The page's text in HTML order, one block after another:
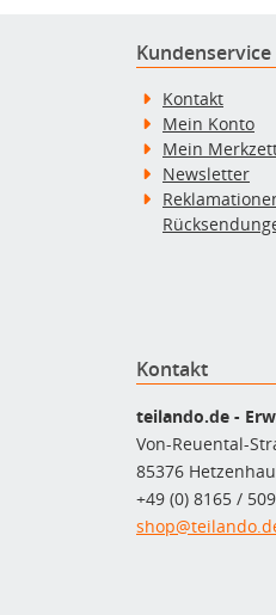
Kundenservice
Kontakt
Mein Konto
Mein
Newsletter
Kontakt
teilando.de -
Von-Reuental-
85376
+49 (0) 8165 /